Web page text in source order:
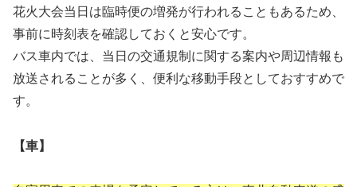
花火大会当日は臨時便の増発が行われることもあるため、
事前に時刻表を確認しておくと安心です。
バス車内では、当日の交通規制に関する案内や周辺情報も
放送されることが多く、便利な移動手段としておすすめで
す。
【車】